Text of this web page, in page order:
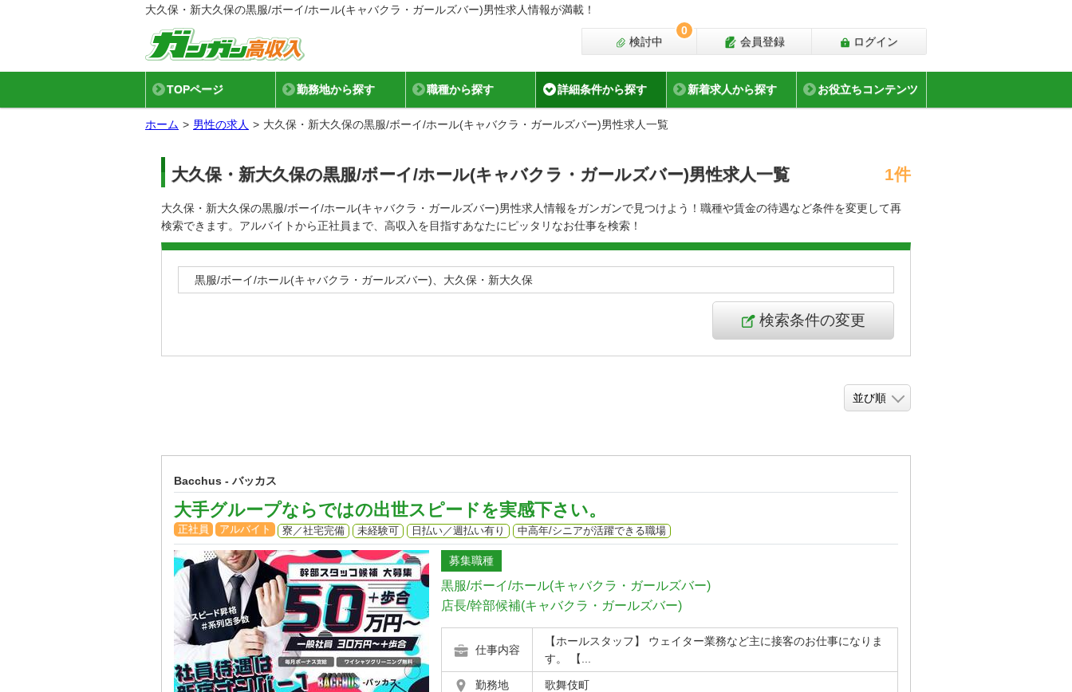
大久保・新大久保の黒服/ボーイ/ホール(キャバクラ・ガールズバー)男性求人情報が満載！
ログイン
会員登録
検討中
0
TOPページ 勤務地から探す 職種から探す 詳細条件から探す 新着求人から探す お役立ちコンテンツ
ホーム 男性の求人 大久保・新大久保の黒服/ボーイ/ホール(キャバクラ・ガールズバー)男性求人一覧
大久保・新大久保の黒服/ボーイ/ホール(キャバクラ・ガールズバー)男性求人一覧 1件
大久保・新大久保の黒服/ボーイ/ホール(キャバクラ・ガールズバー)男性求人情報をガンガンで見つけよう！職種や賃金の待遇など条件を変更して再
検索できます。アルバイトから正社員まで、高収入を目指すあなたにピッタリなお仕事を検索！
黒服/ボーイ/ホール(キャバクラ・ガールズバー)、大久保・新大久保
検索条件の変更
Bacchus - バッカス
大手グループならではの出世スピードを実感下さい。
正社員 アルバイト 寮／社宅完備 未経験可 日払い／週払い有り 中高年/シニアが活躍できる職場
募集職種
黒服/ボーイ/ホール(キャバクラ・ガールズバー)
店長/幹部候補(キャバクラ・ガールズバー)
仕事内容
【ホールスタッフ】 ウェイター業務など主に接客のお仕事になりま
す。 【...
勤務地 歌舞伎町